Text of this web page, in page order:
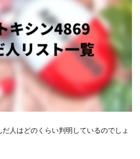
人はどのくらい判明しているのでしょ